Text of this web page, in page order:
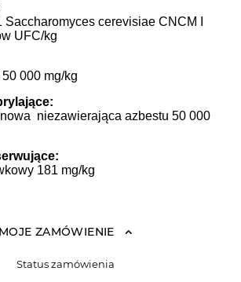
cerevisiae CNCM I
UFC/kg
000 mg/kg
niezawierająca azbestu 50 000
181 mg/kg
MOJE ZAMÓWIENIE
Status zamówienia